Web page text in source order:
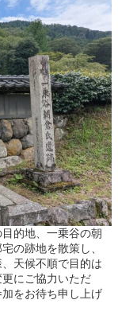
的地、一乗谷の朝
の跡地を散策し、
天候不順で目的は
にご協力いただ
をお待ち申し上げ